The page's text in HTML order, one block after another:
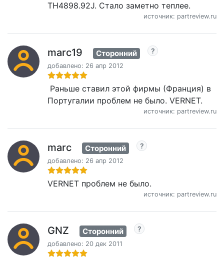
TH4898.92J. Стало заметно теплее.
источник: partreview.ru
marc19 Сторонний
добавлено: 26 апр 2012
Раньше ставил этой фирмы (Франция) в
Португалии проблем не было. VERNET.
источник: partreview.ru
marc Сторонний
добавлено: 26 апр 2012
VERNET проблем не было.
источник: partreview.ru
GNZ Сторонний
добавлено: 20 дек 2011